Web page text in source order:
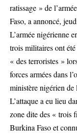
ratissage » de
Faso, a annoncé,
L’armée nigérienne
trois militaires ont
« des terroristes »
forces armées dans
ministère nigérien de
L’attaque a eu lieu
zone dite des « trois
Burkina Faso et